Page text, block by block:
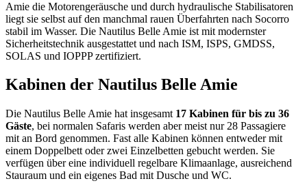
Amie die Motorengeräusche und durch hydraulische Stabilisatoren
liegt sie selbst auf den manchmal rauen Überfahrten nach Socorro
stabil im Wasser. Die Nautilus Belle Amie ist mit modernster
Sicherheitstechnik ausgestattet und nach ISM, ISPS, GMDSS,
SOLAS und IOPPP zertifiziert.
Kabinen der Nautilus Belle Amie
Die Nautilus Belle Amie hat insgesamt 17 Kabinen für bis zu 36
Gäste, bei normalen Safaris werden aber meist nur 28 Passagiere
mit an Bord genommen. Fast alle Kabinen können entweder mit
einem Doppelbett oder zwei Einzelbetten gebucht werden. Sie
verfügen über eine individuell regelbare Klimaanlage, ausreichend
Stauraum und ein eigenes Bad mit Dusche und WC.